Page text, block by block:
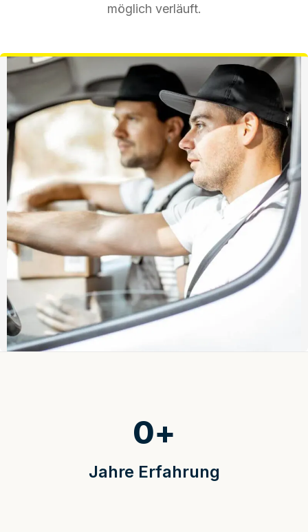
möglich verläuft.
Jahre Erfahrung
0+